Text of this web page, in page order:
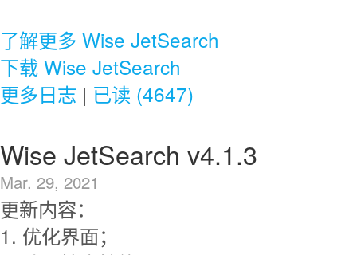
了解更多 Wise JetSearch
下载 Wise JetSearch
更多日志 | 已读 (4647)
Wise JetSearch v4.1.3
Mar. 29, 2021
更新内容：
1. 优化界面；